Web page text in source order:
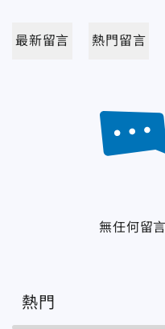
最新留言 熱門留言
無任何留
熱門